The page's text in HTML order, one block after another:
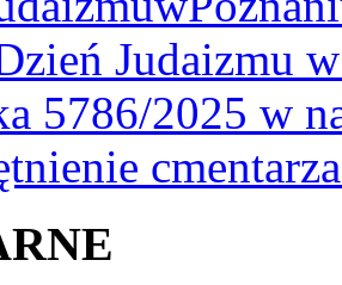
Judaizmu
5786/2025 w